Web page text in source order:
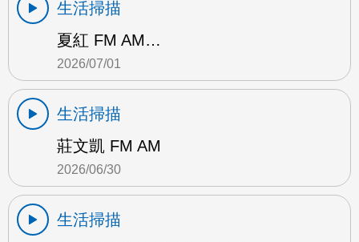
生活掃描
夏紅 FM AM…
2026/07/01
生活掃描
莊文凱 FM AM
2026/06/30
生活掃描